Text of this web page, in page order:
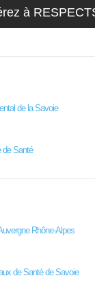
à
de la Savoie
de Santé
Rhône-Alpes
de Santé de Savoie